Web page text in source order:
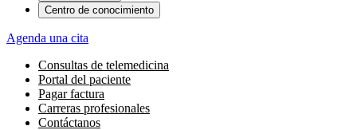
Centro de conocimiento
Agenda una cita
Consultas de telemedicina
Portal del paciente
Pagar factura
Carreras profesionales
Contáctanos